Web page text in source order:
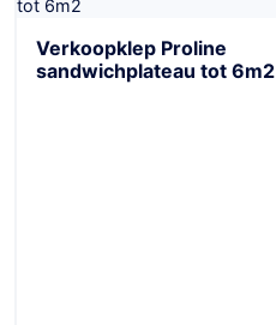
Verkoopklep Proline
sandwichplateau tot 6m2